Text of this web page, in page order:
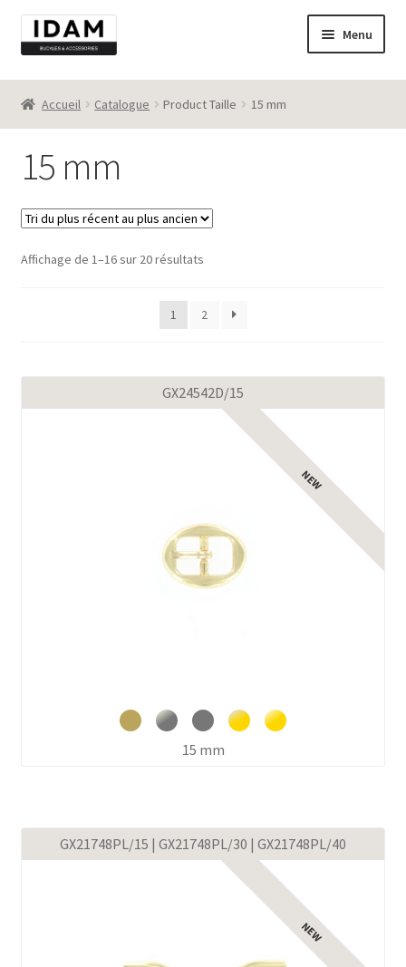
Aller
à
Aller
au
Menu
Catalogue
New
Best seller
Destockage
Contact
Ouvrir
Accueil Catalogue Product Taille 15 mm
15 mm
Affichage de 1–16 sur 20 résultatsTrié
récent
ancien
1 2
GX24542D/15
15 mm
GX21748PL/15 | GX21748PL/30 | GX21748PL/40